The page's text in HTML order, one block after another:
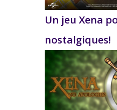
Un jeu Xena
nostalgiques!